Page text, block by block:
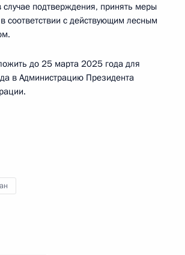
случае подтверждения, принять меры
соответствии с действующим лесным
до 25 марта 2025 года для
в Администрацию Президента